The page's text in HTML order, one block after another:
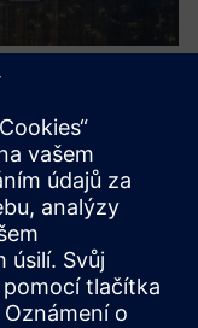
to
senzory, PLC, HMI
Hub, a to i přes
pevného
zařízení...